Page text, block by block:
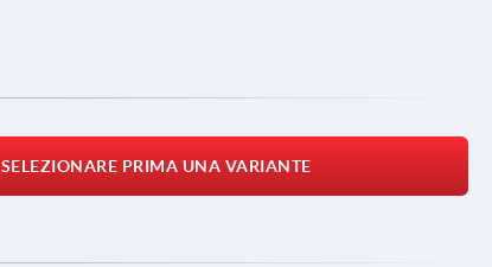
SELEZIONARE PRIMA UNA VARIANTE